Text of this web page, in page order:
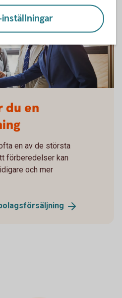
du en
en av de största
förberedelser kan
och mer
bolagsförsäljning